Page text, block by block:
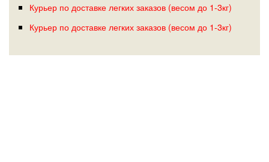
Курьер по доставке легких заказов (весом до 1-3кг)
Курьер по доставке легких заказов (весом до 1-3кг)